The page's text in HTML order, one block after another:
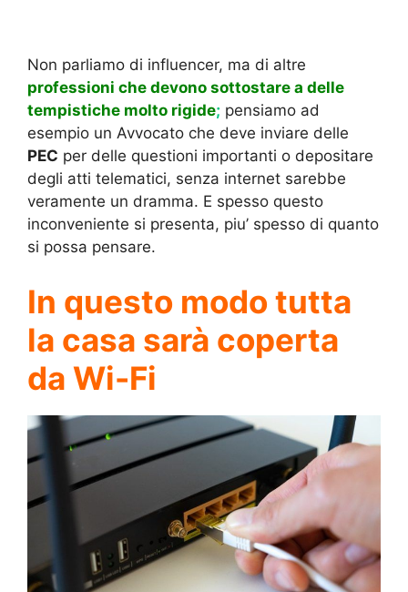
Non parliamo di influencer, ma di altre
professioni che devono sottostare a delle
tempistiche molto rigide; pensiamo ad
esempio un Avvocato che deve inviare delle
PEC per delle questioni importanti o depositare
degli atti telematici, senza internet sarebbe
veramente un dramma. E spesso questo
inconveniente si presenta, piu’ spesso di quanto
si possa pensare.
In questo modo tutta
la casa sarà coperta
da Wi-Fi